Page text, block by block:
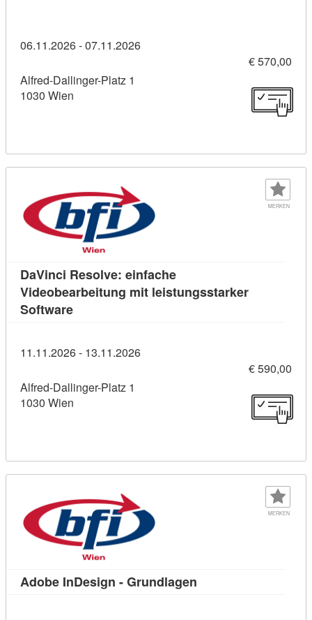
06.11.2026 - 07.11.2026
€ 570,00
Alfred-Dallinger-Platz 1
1030 Wien
MERKEN
DaVinci Resolve: einfache
Videobearbeitung mit leistungsstarker
SoftwareKursdetail: DaVinci Resolve: einfache
11.11.2026 - 13.11.2026
€ 590,00
Alfred-Dallinger-Platz 1
1030 Wien
MERKEN
Adobe InDesign - Grundlagen